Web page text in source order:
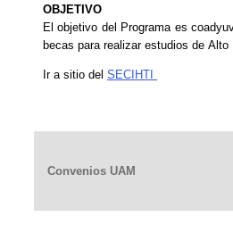
OBJETIVO
El objetivo del Programa es
becas para realizar estudios de Alto
Ir a sitio del SECIHTI
Convenios UAM